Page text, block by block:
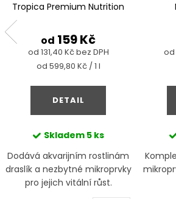
Tropica Premium Nutrition
od 131,40 Kč bez DPH
od 159 Kč
Měrná
od 599,80 Kč / 1 l
DETAIL
Skladem 5 ks
Dodává akvarijním rostlinám
draslík a nezbytné mikroprvky
pro jejich vitální růst.
Komplexní kapalné hnojivo s
od